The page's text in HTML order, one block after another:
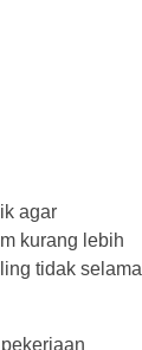
agar
kurang lebih
tidak selama